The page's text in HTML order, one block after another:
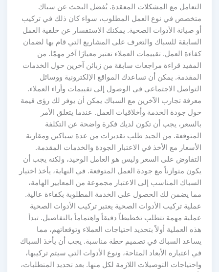
التعامل مع المشكلات المعقدة. يُفضل البحث عن سباك
متخصص في نوع العمل المطلوب، سواء كان ذلك في تركيب
أو صيانة الأدوات الصحية. يمكنك الاستفسار عن خلفية العمل
السابقة للسباك والتعرف على المشاريع التي قام بها لضمان
كفاءة العمل. تقييمات العملاء تعتبر معيارًا آخر مهمًا. من
المفيد قراءة مراجعات سابقة من زبائن آخرين حول الخدمات
المقدمة. يمكن أن تساعدك المواقع الإلكترونية ووسائل
التواصل الاجتماعي في الوصول إلى تقييمات وأراء العملاء.
معرفة تجارب الآخرين مع السباك يمكن أن يوفر لك رؤى قيمة
حول جودة الخدمة وأخلاقيات العمل. عندما يتعلق الأمر
بالسعر، يجب أن تكون لديك فكرة واضحة عن التكلفة
المتوقعة. من الجيد طلب تقديرات من عدة سباكين ومقارنة
الأسعار مع الأخذ في الاعتبار الجودة والخدمات المقدمة.
التفاوض على السعر وليس هو العامل الوحيد، ولكنه يجب أن
يكون متوازناً مع جودة العمل المتوقعة. في النهاية، يأخذ اختيار
السباك المناسب إلى الاعتبار مجموعة من المعايير الهامة،
مما يضمن لك الحصول على الخدمة المطلوبة بكفاءة عالية.
عملية تركيب الأدوات الصحية يعتبر تركيب الأدوات الصحية
عملية مهمة تتطلب تخطيطاً دقيقاً واهتماماً بالتفاصيل. تبدأ
هذه العملية أولاً بتحديد احتياجات العملاء وتوقعاتهم، مما
يساعد السباك في تصميم خطة مناسبة. يجب أن يأخذ السباك
في اعتباره الأبعاد المتاحة، ونوع الأدوات التي سيتم تركيبها،
واحتياجات التوصيلات اللازمة لكل منها. بعد تحديد المتطلبات،